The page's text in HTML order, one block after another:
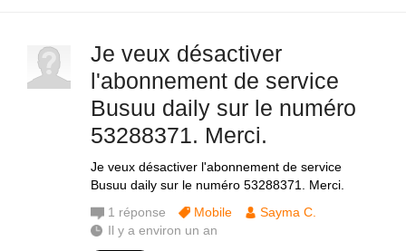
Je veux désactiver
l'abonnement de service
Busuu daily sur le numéro
53288371. Merci.
Je veux désactiver l'abonnement de service
Busuu daily sur le numéro 53288371. Merci.
1 réponse Mobile
Sayma C.
Il y a environ un an